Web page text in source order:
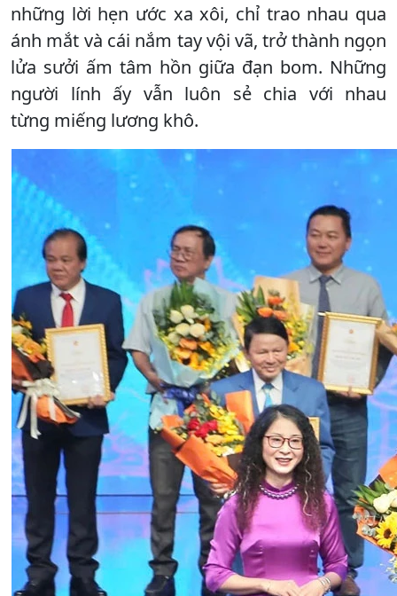
những lời hẹn ước xa xôi, chỉ trao nhau qua
ánh mắt và cái nắm tay vội vã, trở thành ngọn
lửa sưởi ấm tâm hồn giữa đạn bom. Những
người lính ấy vẫn luôn sẻ chia với nhau
từng miếng lương khô.